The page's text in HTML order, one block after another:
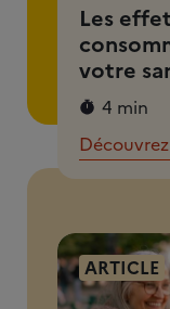
Les
votre
4 min
ARTICLE